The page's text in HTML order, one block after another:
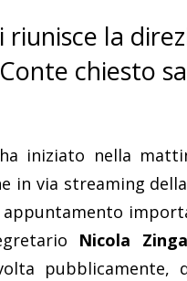
la
chiesto
iniziato nella
in via streaming
appuntamento
Nicola
pubblicamente,